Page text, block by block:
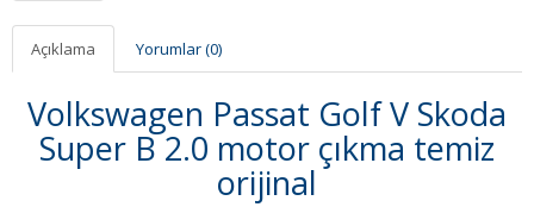
Açıklama Yorumlar (0)
Volkswagen Passat Golf V Skoda
Super B 2.0 motor çıkma temiz
orijinal